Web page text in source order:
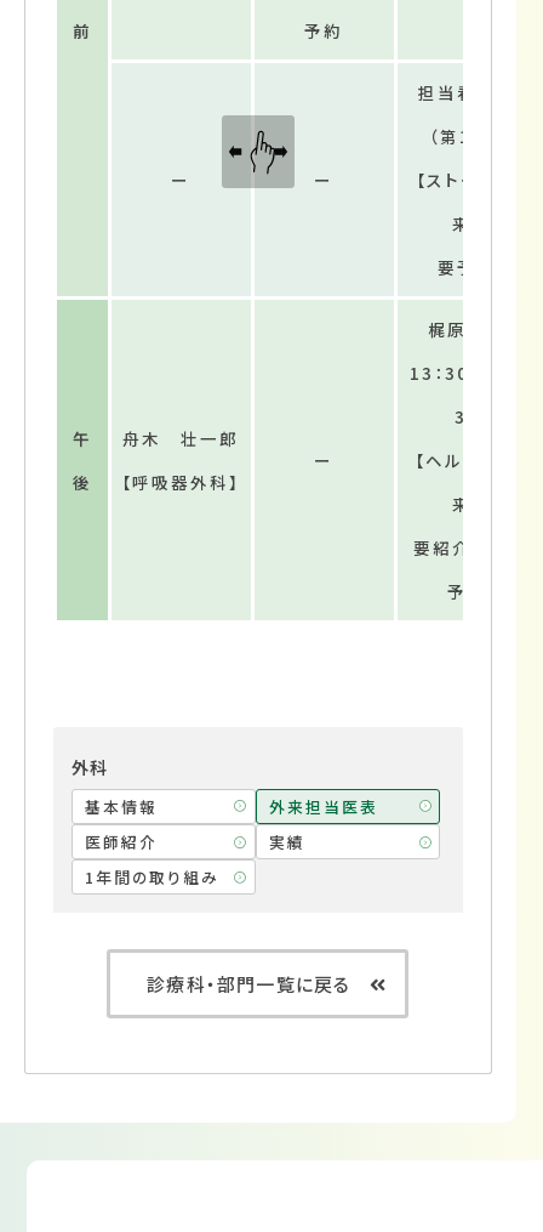
前
予約
ー ー
担当看護師
（第1・4）
【ストーマ外
来】
要予約
午
後
舟木 壮一郎
【呼吸器外科】
ー
梶原 淳
13：30～15：
30
【ヘルニア外
来】
要紹介状・要
予約
外科
基本情報
外来担当医表
医師紹介
実績
1年間の取り組み
診療科・部門一覧に戻る